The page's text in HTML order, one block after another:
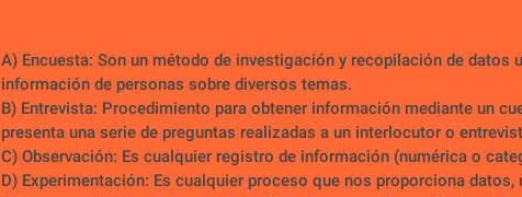
A) Encuesta: Son un método de investigación y recopilación de datos
información de personas sobre diversos temas.
B) Entrevista: Procedimiento para obtener información mediante un
presenta una serie de preguntas realizadas a un interlocutor o
C) Observación: Es cualquier registro de información (numérica o
D) Experimentación: Es cualquier proceso que nos proporciona